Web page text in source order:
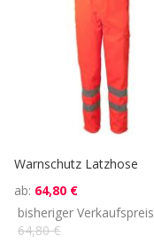
Warnschutz Latzhose
ab 64,80 €
bisheriger Verkaufspreis
64,80 €